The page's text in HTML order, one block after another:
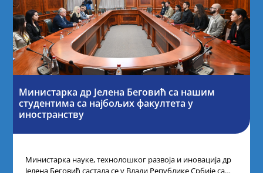
Министарка др Јелена Беговић са нашим
студентима са најбољих факултета у
иностранству
Министарка науке, технолошког развоја и иновација др
Јелена Беговић састала се у Влади Републике Србије са